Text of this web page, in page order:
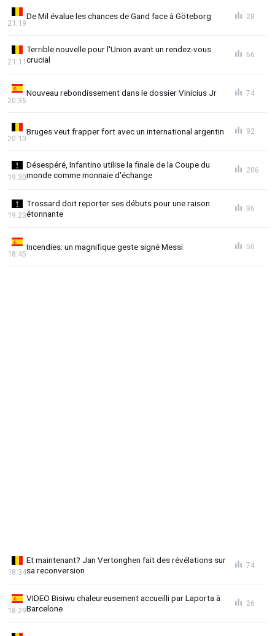
De Mil évalue les chances de Gand face à Göteborg
21:19
28
Terrible nouvelle pour l'Union avant un rendez-vous
crucial
21:11
66
Nouveau rebondissement dans le dossier Vinicius Jr
20:36
74
Bruges veut frapper fort avec un international argentin
20:10
92
Désespéré, Infantino utilise la finale de la Coupe du
monde comme monnaie d'échange
19:30
206
Trossard doit reporter ses débuts pour une raison
étonnante
19:23
36
Incendies: un magnifique geste signé Messi
18:45
50
Et maintenant? Jan Vertonghen fait des révélations sur
sa reconversion
18:34
74
VIDEO Bisiwu chaleureusement accueilli par Laporta à
Barcelone
18:29
26